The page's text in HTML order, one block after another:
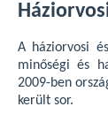
A háziorvosi
minőségi és
2009-ben
került sor.